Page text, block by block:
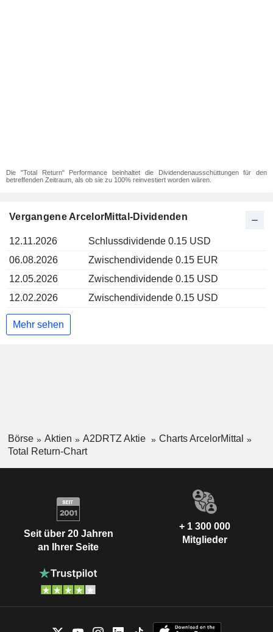
Die "Total Return" Performance beinhaltet die Dividendenausschüttungen für den
betreffenden Zeitraum, als ob sie zu 100% reinvestiert worden wären.
Vergangene ArcelorMittal-Dividenden
12.11.2026
Schlussdividende 0.15 USD
06.08.2026
Zwischendividende 0.15 EUR
12.05.2026
Zwischendividende 0.15 USD
12.02.2026
Zwischendividende 0.15 USD
Mehr sehen
Börse Aktien A2DRTZ Aktie
Charts ArcelorMittal
Total Return-Chart
Seit über 20 Jahren
an Ihrer Seite
+ 1 300 000
Mitglieder